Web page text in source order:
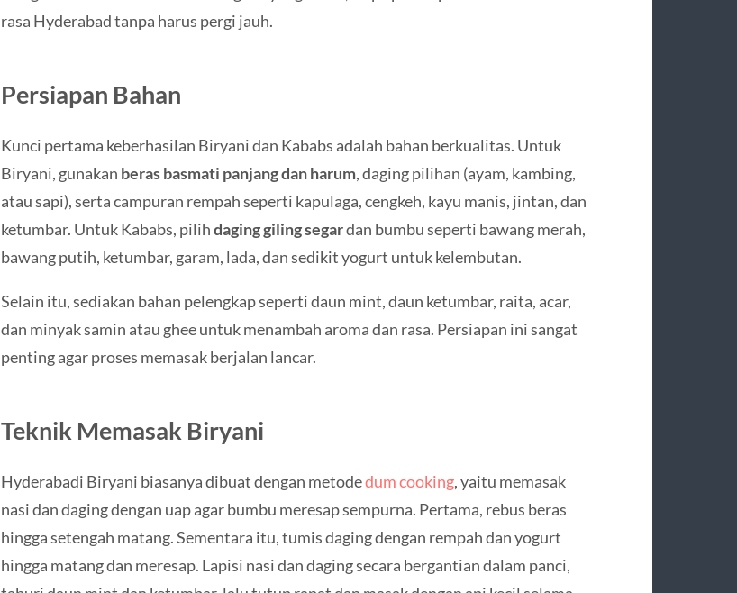
rasa Hyderabad tanpa harus pergi jauh.
Persiapan Bahan
Kunci pertama keberhasilan Biryani dan Kababs adalah bahan berkualitas. Untuk
Biryani, gunakan beras basmati panjang dan harum, daging pilihan (ayam, kambing,
atau sapi), serta campuran rempah seperti kapulaga, cengkeh, kayu manis, jintan, dan
ketumbar. Untuk Kababs, pilihdaging giling segardan bumbu seperti bawang merah,
bawang putih, ketumbar, garam, lada, dan sedikit yogurt untuk kelembutan.
Selain itu, sediakan bahan pelengkap seperti daun mint, daun ketumbar, raita, acar,
dan minyak samin atau ghee untuk menambah aroma dan rasa. Persiapan ini sangat
penting agar proses memasak berjalan lancar.
Teknik Memasak Biryani
Hyderabadi Biryani biasanya dibuat dengan metodedum cooking, yaitu memasak
nasi dan daging dengan uap agar bumbu meresap sempurna. Pertama, rebus beras
hingga setengah matang. Sementara itu, tumis daging dengan rempah dan yogurt
hingga matang dan meresap. Lapisi nasi dan daging secara bergantian dalam panci,